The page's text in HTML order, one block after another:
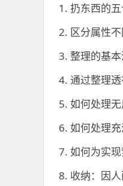
1. 扔东西的
2. 区分属性
3. 整理的基
4. 通过整理
5. 如何处理
6. 如何处理
7. 如何为实
8. 收纳：因